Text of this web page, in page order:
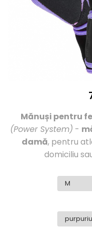
Înlocuitori de mese
Carbohidrați
Apărarea sanătății
Vitamine și minerale
Extracte din plante
Probiotice și enzime
Produse pentru relaxare
Collagen
Alte suplimente
Mănuși pentru
(Power System) -
damă, pentru
domiciliu